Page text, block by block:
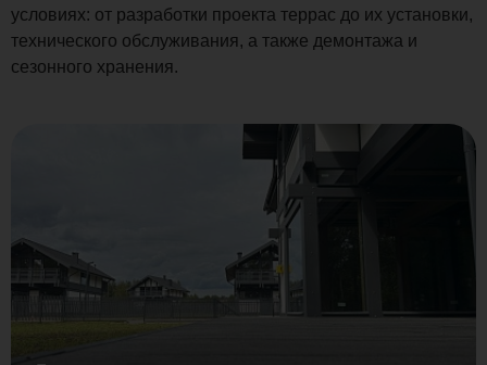
условиях: от разработки проекта террас до их установки,
технического обслуживания, а также демонтажа и
сезонного хранения.